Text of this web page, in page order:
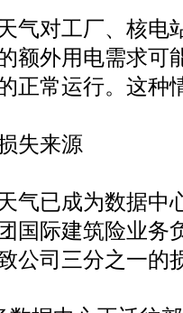
对工厂、核电
额外用电需求可
正常运行。这种
失来源
已成为数据中
国际建筑险业务
公司三分之一的